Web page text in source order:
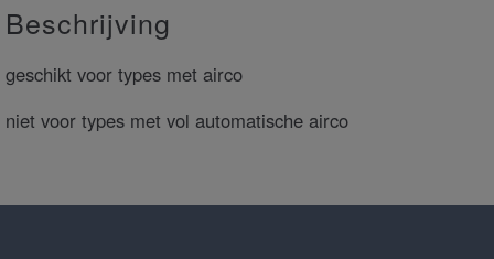
Beschrijving
geschikt voor types met airco
niet voor types met vol automatische airco